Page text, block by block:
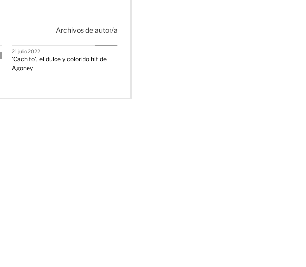
Archivos de autor/a
Agoney
21 julio 2022
‘Cachito’, el dulce y colorido hit de
Agoney